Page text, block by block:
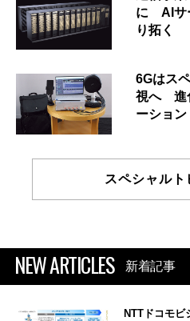
に AIサ
り拓く
6Gはス
視へ 進
ーション
スペシャルト
NEW ARTICLES 新着記事
NTTドコモビ